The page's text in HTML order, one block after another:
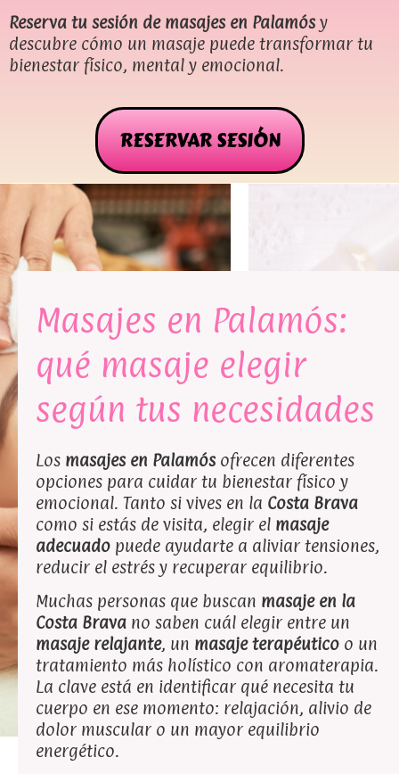
Reserva tu sesión de masajes en Palamós y
descubre cómo un masaje puede transformar tu
bienestar físico, mental y emocional.
RESERVAR SESIÓN
Masajes en Palamós:
qué masaje elegir
según tus necesidades
Los masajes en Palamós ofrecen diferentes
opciones para cuidar tu bienestar físico y
emocional. Tanto si vives en la Costa Brava
como si estás de visita, elegir el masaje
adecuado puede ayudarte a aliviar tensiones,
reducir el estrés y recuperar equilibrio.
Muchas personas que buscan masaje en la
Costa Brava no saben cuál elegir entre un
masaje relajante, un masaje terapéutico o un
tratamiento más holístico con aromaterapia.
La clave está en identificar qué necesita tu
cuerpo en ese momento: relajación, alivio de
dolor muscular o un mayor equilibrio
energético.